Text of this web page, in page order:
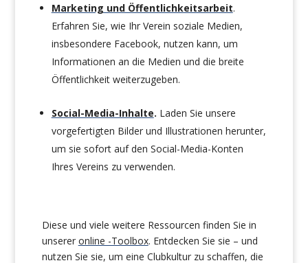
Marketing und Öffentlichkeitsarbeit.
Erfahren Sie, wie Ihr Verein soziale Medien,
insbesondere Facebook, nutzen kann, um
Informationen an die Medien und die breite
Öffentlichkeit weiterzugeben.
Social-Media-Inhalte. Laden Sie unsere
vorgefertigten Bilder und Illustrationen herunter,
um sie sofort auf den Social-Media-Konten
Ihres Vereins zu verwenden.
Diese und viele weitere Ressourcen finden Sie in
unserer online -Toolbox. Entdecken Sie sie – und
nutzen Sie sie, um eine Clubkultur zu schaffen, die